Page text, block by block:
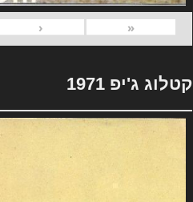
«
‹
קטלוג ג'יפ 1971